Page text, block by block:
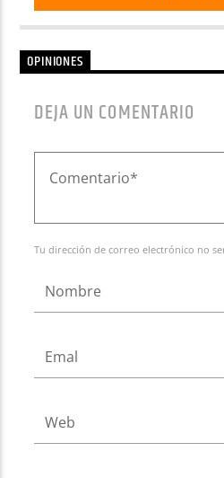
OPINIONES
DEJA UN COMENTARIO
Tu dirección de correo electrónico no